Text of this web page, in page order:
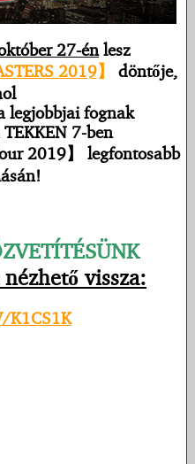
27-énlesz
2019】
döntője,
legjobbjai fognak
7-ben
2019】 legfontosabb
vissza:
K1CS1K